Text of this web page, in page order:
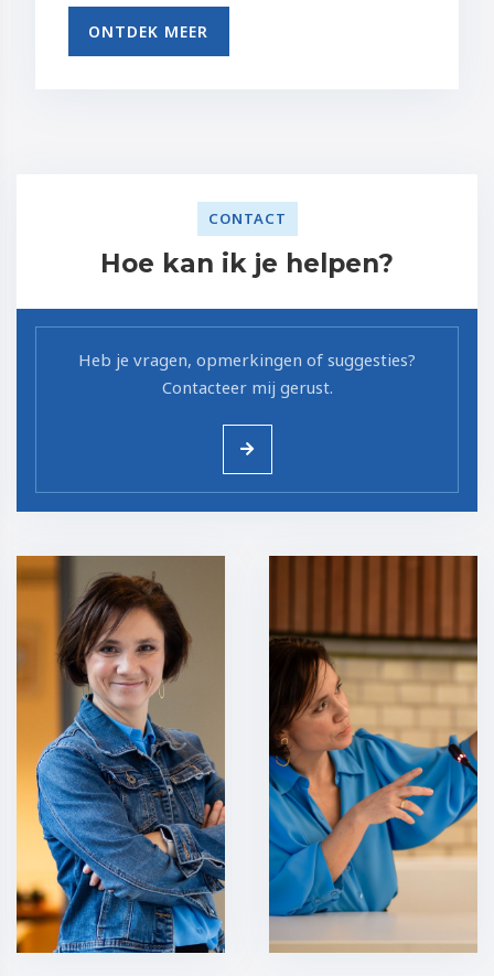
ONTDEK MEER
CONTACT
Hoe kan ik je helpen?
Heb je vragen, opmerkingen of suggesties?
Contacteer mij gerust.